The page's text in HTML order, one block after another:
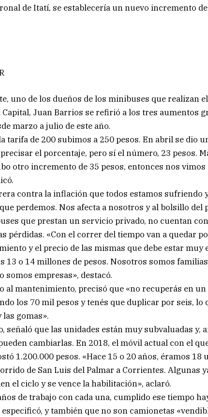
de Itatí, se establecería un nuevo incremento
uno de los dueños de los minibuses que realizan
Capital, Juan Barrios se refirió a los tres aumentos
marzo a julio de este año.
tarifa de 200 subimos a 250 pesos. En abril se dio
el porcentaje, pero sí el número, 23 pesos.
otro incremento de 35 pesos, entonces nos
contra la inflación que todos estamos sufriendo
perdemos. Nos afecta a nosotros y al bolsillo del
que prestan un servicio privado, no cuentan
pérdidas. «Con el correr del tiempo van a quedar
y el precio de las mismas que debe estar muy
13 o 14 millones de pesos. Nosotros somos
somos empresas», destacó.
al mantenimiento, precisó que «no recuperás en
los 70 mil pesos y tenés que duplicar por seis, lo
gomas».
señaló que las unidades están muy subvaluadas y,
cambiarlas. En 2018, el móvil actual con el
1.200.000 pesos. «Hace 15 o 20 años, éramos 18
de San Luis del Palmar a Corrientes. Algunas
el ciclo y se vence la habilitación», aclaró.
de trabajo con cada una, cumplido ese tiempo
especificó, y también que no son camionetas